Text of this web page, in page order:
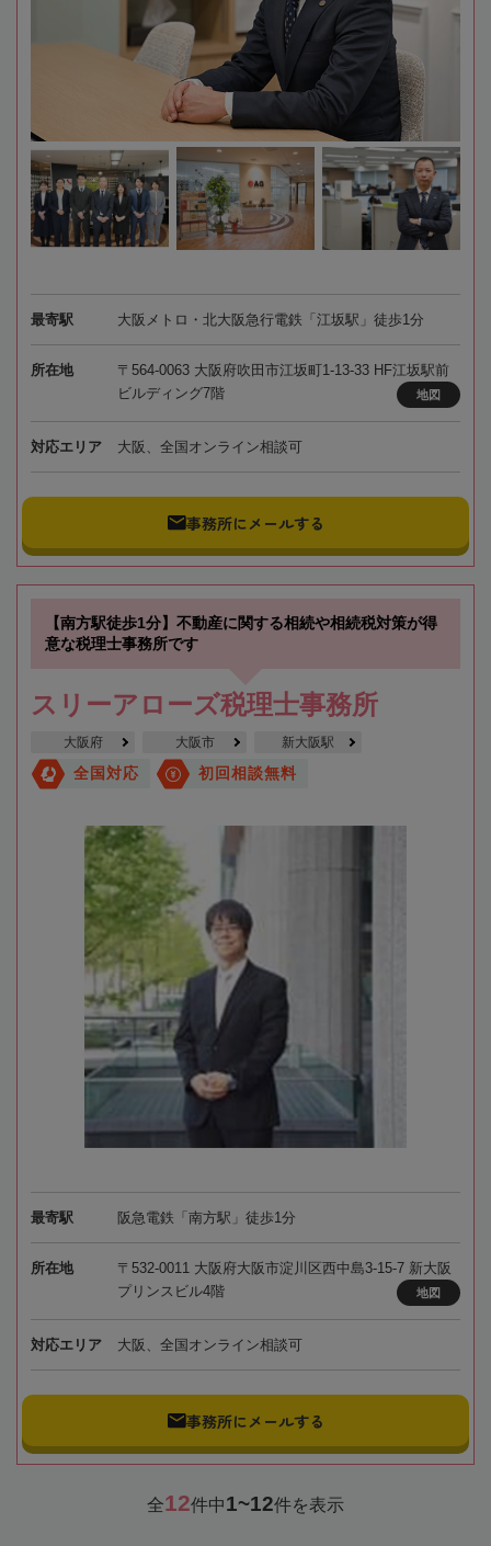
最寄駅 大阪メトロ・北大阪急行電鉄「江坂駅」徒歩1分
所在地
〒564-0063 大阪府吹田市江坂町1-13-33 HF江坂駅前
ビルディング7階
地図
対応エリア 大阪、全国オンライン相談可
事務所にメールする
【南方駅徒歩1分】不動産に関する相続や相続税対策が得
意な税理士事務所です
スリーアローズ税理士事務所
大阪府 大阪市 新大阪駅
全国対応 初回相談無料
最寄駅 阪急電鉄「南方駅」徒歩1分
所在地
〒532-0011 大阪府大阪市淀川区西中島3-15-7 新大阪
プリンスビル4階
地図
対応エリア 大阪、全国オンライン相談可
事務所にメールする
全12件中1~12件を表示